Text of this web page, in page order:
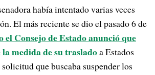
había intentado varias veces
El más reciente se dio el pasado 6 de
el Consejo de Estado anunció que
medida de su trasladoa Estados
que buscaba suspender los